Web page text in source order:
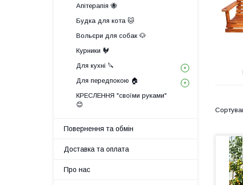
Апітерапія 🐝
Будка для кота 🐱
Вольєри для собак 🐶
Курники 🐓
Для кухні 🔪
Для передпокою 🏠
КРЕСЛЕННЯ "своїми руками"
😊
Повернення та обмін
Доставка та оплата
Про нас